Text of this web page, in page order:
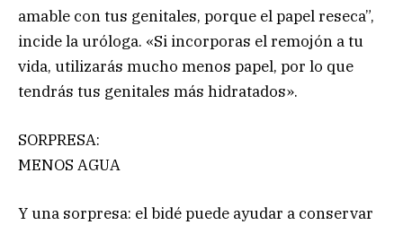
amable con tus genitales, porque el papel reseca”,
incide la uróloga. «Si incorporas el remojón a tu
vida, utilizarás mucho menos papel, por lo que
tendrás tus genitales más hidratados».
SORPRESA:
MENOS AGUA
Y una sorpresa: el bidé puede ayudar a conservar